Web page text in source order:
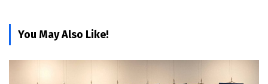
You May Also Like!